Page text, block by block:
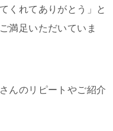
くれてありがとう」と
満足いただいていま
んのリピートやご紹介